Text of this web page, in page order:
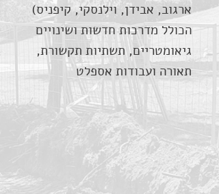
ארגוב, אבידן, וילנסקי, קיפניס)
הכולל מדרכות חדשות ושינויים
גיאומטריים, תשתיות תקשורת,
תאורה ועבודות אספלט